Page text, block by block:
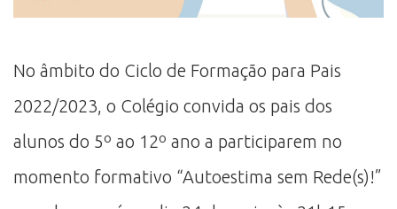
No âmbito do Ciclo de Formação para Pais
2022/2023, o Colégio convida os pais dos
alunos do 5º ao 12º ano a participarem no
momento formativo “Autoestima sem Rede(s)!”